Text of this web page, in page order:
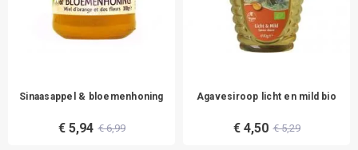
Sinaasappel & bloemenhoning
€ 5,94 € 6,99
Agavesiroop licht en mild bio
€ 4,50 € 5,29